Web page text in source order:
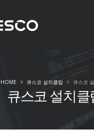
큐스코 설치클
HOME 큐스코 설치클럽 큐스코